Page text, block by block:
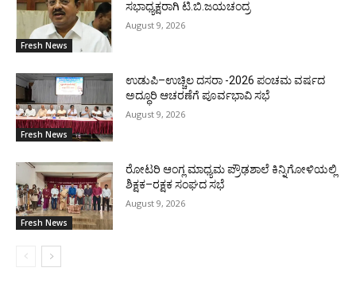
Fresh News
ಸಭಾಧ್ಯಕ್ಷರಾಗಿ ಟಿ.ಬಿ.ಜಯಚಂದ್ರ
August 9, 2026
Fresh News
ಉಡುಪಿ–ಉಚ್ಚಿಲ ದಸರಾ -2026 ಪಂಚಮ ವರ್ಷದ
ಅದ್ಧೂರಿ ಆಚರಣೆಗೆ ಪೂರ್ವಭಾವಿ ಸಭೆ
August 9, 2026
Fresh News
ರೋಟರಿ ಆಂಗ್ಲ ಮಾಧ್ಯಮ ಪ್ರೌಢಶಾಲೆ ಕಿನ್ನಿಗೋಳಿಯಲ್ಲಿ
ಶಿಕ್ಷಕ–ರಕ್ಷಕ ಸಂಘದ ಸಭೆ
August 9, 2026